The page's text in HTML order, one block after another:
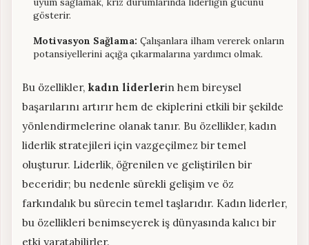
gösterir.
Motivasyon Sağlama: Çalışanlara ilham vererek onların
potansiyellerini açığa çıkarmalarına yardımcı olmak.
Bu özellikler, kadın liderlerin hem bireysel
başarılarını artırır hem de ekiplerini etkili bir şekilde
yönlendirmelerine olanak tanır. Bu özellikler, kadın
liderlik stratejileri için vazgeçilmez bir temel
oluşturur. Liderlik, öğrenilen ve geliştirilen bir
beceridir; bu nedenle sürekli gelişim ve öz
farkındalık bu sürecin temel taşlarıdır. Kadın liderler,
bu özellikleri benimseyerek iş dünyasında kalıcı bir
etki yaratabilirler.